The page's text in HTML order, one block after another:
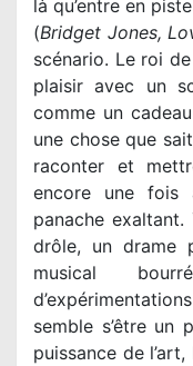
là qu’entre en
(Bridget Jones,
scénario. Le roi
plaisir avec un
comme un
une chose que
raconter et
encore une fois
panache exaltant.
drôle, un drame
musical
semble s’être un
puissance de